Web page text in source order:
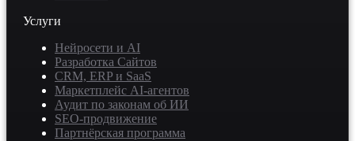
Услуги
Нейросети и AI
Разработка Сайтов
CRM, ERP и SaaS
Маркетплейс AI-агентов
Аудит по законам об ИИ
SEO-продвижение
Партнёрская программа